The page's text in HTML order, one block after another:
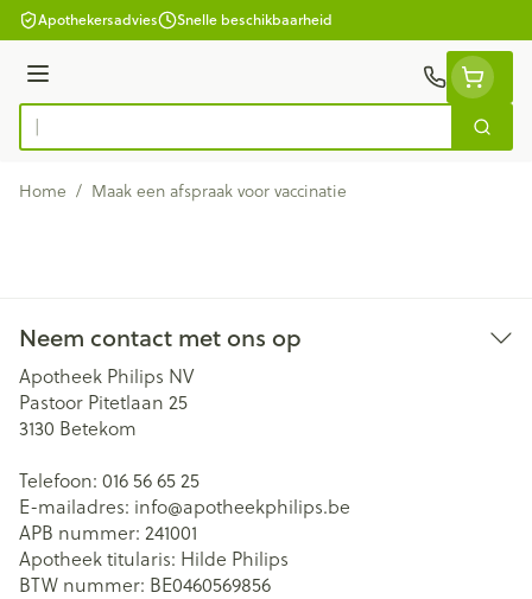
Ga naar de inhoud
Apothekersadvies Snelle beschikbaarheid
Menu
Product, merk, categorie...
Zoek
Home / Maak een afspraak voor vaccinatie
Neem contact met ons op
Apotheek Philips NV
Pastoor Pitetlaan 25
3130 Betekom
Telefoon: 016 56 65 25
E-mailadres: info@apotheekphilips.be
APB nummer: 241001
Apotheek titularis: Hilde Philips
BTW nummer: BE0460569856